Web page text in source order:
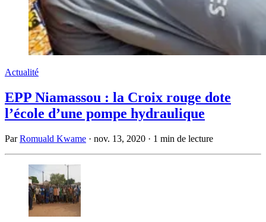
Actualité
EPP Niamassou : la Croix rouge dote
l’école d’une pompe hydraulique
ParRomuald Kwame · nov. 13, 2020 · 1 min de lecture